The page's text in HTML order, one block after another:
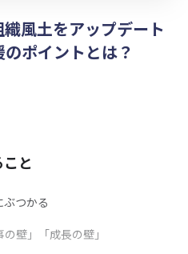
風土をアップデート
ポイントとは？
と
つかる
壁」「成長の壁」